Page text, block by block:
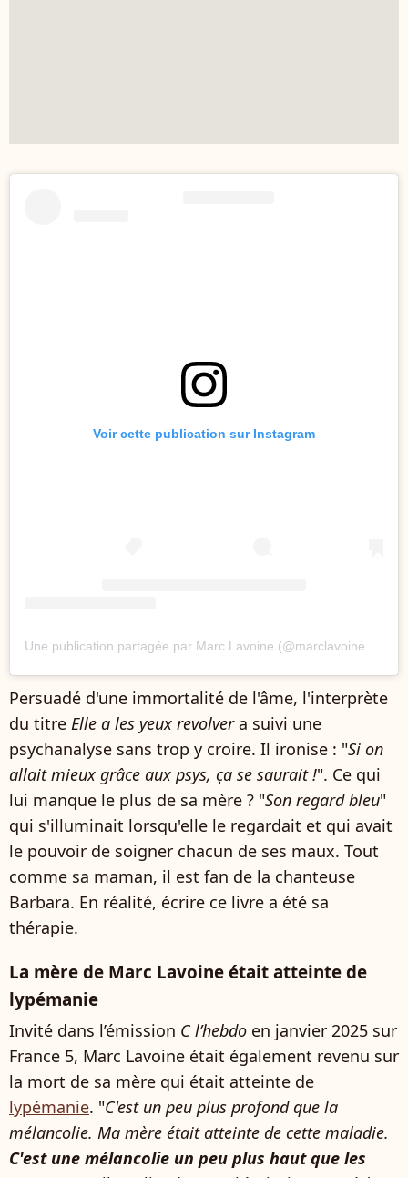
Voir cette publication sur Instagram
Persuadé d'une immortalité de l'âme, l'interprète
du titre Elle a les yeux revolvera suivi une
psychanalyse sans trop y croire. Il ironise : "Si on
allait mieux grâce aux psys, ça se saurait !". Ce qui
lui manque le plus de sa mère ? "Son regard bleu"
qui s'illuminait lorsqu'elle le regardait et qui avait
le pouvoir de soigner chacun de ses maux. Tout
comme sa maman, il est fan de la chanteuse
Barbara. En réalité, écrire ce livre a été sa
thérapie.
La mère de Marc Lavoine était atteinte de
lypémanie
Invité dans l’émission C l’hebdo en janvier 2025 sur
France 5, Marc Lavoine était également revenu sur
la mort de sa mère qui était atteinte de
lypémanie. "C'est un peu plus profond que la
mélancolie. Ma mère était atteinte de cette maladie.
C'est une mélancolie un peu plus haut que les